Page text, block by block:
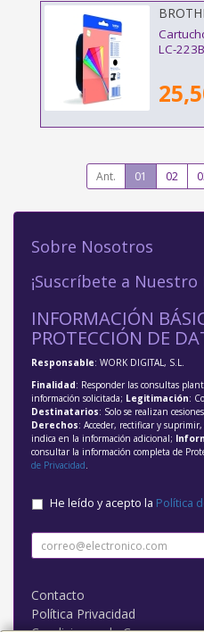
LC-
Ant. 01 02
Sobre Nosotros
¡Suscríbete a
INFORMACIÓN
PROTECCIÓN DE
Responsable: WORK DIGITAL, S.L.
Finalidad: Responder las consultas
información solicitada; Legitimación:
Destinatarios: Solo se realizan
Derechos: Acceder, rectificar y suprimir,
indica en la información adicional;
consultar la información completa de
de Privacidad.
He leído y acepto la Política
Contacto
Política Privacidad